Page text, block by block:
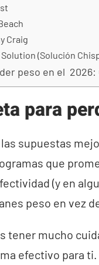
Craig
Solution (Solución
peso en el 2026:
para
supuestas
que
(y en
peso en vez
tener mucho
efectivo para